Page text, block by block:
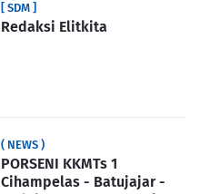
[ SDM ]
Redaksi Elitkita
( NEWS )
PORSENI KKMTs 1
Cihampelas - Batujajar -